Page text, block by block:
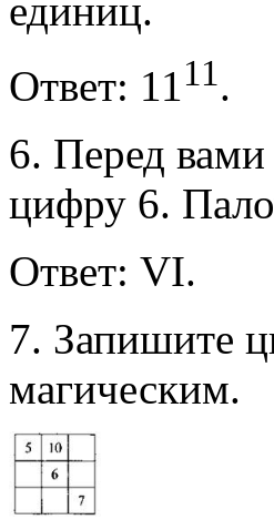
единиц.
Ответ: 1111.
6. Перед
цифру 6.
Ответ: VI.
7. Запишите
магическим.